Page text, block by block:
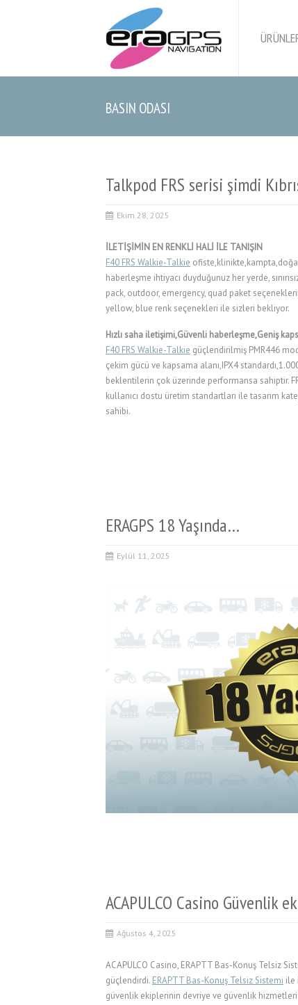
BASIN ODASI
Talkpod FRS serisi şimdi
Ekim 28, 2025
İLETİŞİMİN EN RENKLİ HALİ İLE TANIŞIN
F40 FRS Walkie-Talkie
haberleşme ihtiyacı duyduğunuz her yerde,
pack, outdoor, emergency, quad paket
yellow, blue renk seçenekleri ile sizleri bekliyor.
Hızlı saha iletişimi,Güvenli haberleşme,Geniş
F40 FRS Walkie-Talkie güçlendirilmiş PMR446
çekim gücü ve kapsama alanı,IPX4
beklentilerin çok üzerinde performansa sahiptir.
kullanıcı dostu üretim standartları ile tasarım
sahibi.
ERAGPS 18 Yaşında…
Eylül 11, 2025
ACAPULCO Casino Güvenlik
Ağustos 4, 2025
ACAPULCO Casino, ERAPTT Bas-Konuş Telsiz
güçlendirdi. ERAPTT Bas-Konuş Telsiz Sistemi ile
güvenlik ekiplerinin devriye ve güvenlik